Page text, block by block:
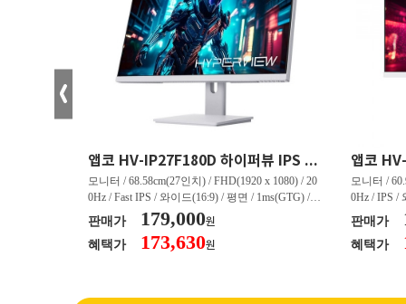
앱코 HV-IP27F180D 하이퍼뷰 IPS FHD 200 HDR 무결점
모니터 / 68.58cm(27인치) / FHD(1920 x 1080) / 20
0Hz / Fast IPS / 와이드(16:9) / 평면 / 1ms(GTG) / 3
50nit / 1,000:1 / 헤드폰 아웃 / LED 조명 / 틸트(상
하) / 6kg / [색상영역] / sRGB:128% / Adobe RGB:8
5% / DCI-P3:91% / NTSC:90% / [게임특화] / 조준
판매가 179,000원
혜택가 173,630원
모니터 /
0Hz / IPS /
50nit /
하) / 4.9kg
80% / DCI-
판매가
혜택가